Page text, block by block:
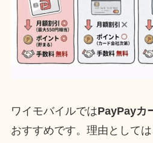
ワイモバイルではPayPayカ
おすすめです。理由として